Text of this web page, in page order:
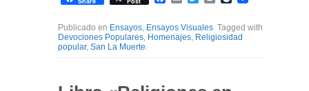
Publicado en Ensayos Ensayos Visuales . Tagged with
Devociones Populares Homenajes Religiosidad
popular, San La Muerte